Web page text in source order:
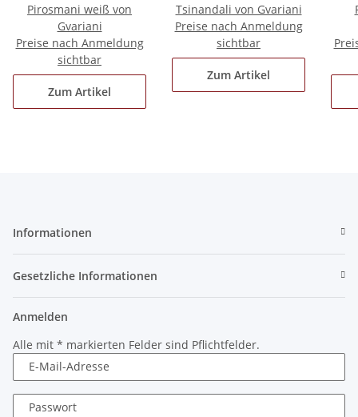
Pirosmani weiß von
Gvariani
Preise nach Anmeldung
sichtbar
Zum Artikel
Tsinandali von Gvariani
Preise nach Anmeldung
sichtbar
Zum Artikel
Informationen
Gesetzliche Informationen
Anmelden
Alle mit * markierten Felder sind Pflichtfelder.
E-Mail-Adresse
Passwort